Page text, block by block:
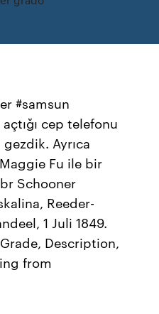
#samsun
cep telefonu
Ayrıca
Fu ile bir
Schooner
Reeder-
1 Juli 1849.
Description,
from